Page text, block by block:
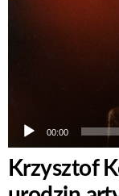
00:00
Krzysztof